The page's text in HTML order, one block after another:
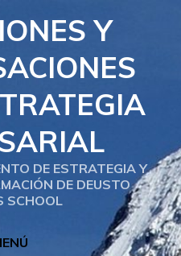
Y
DE ESTRATEGIA Y
DE DEUSTO
SCHOOL